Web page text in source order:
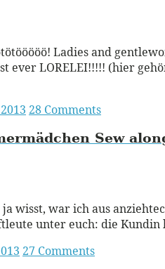
Ladies and
ever LORELEI!!!!! (hier
28 Comments
Sew
wisst, war ich aus
unter euch: die
27 Comments